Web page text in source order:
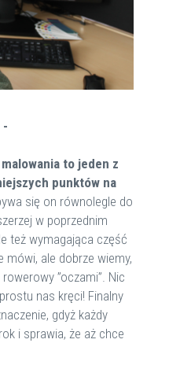
-
to jeden z
punktów na
się on równolegle do
w poprzednim
też wymagająca część
mówi, ale dobrze wiemy,
”oczami”. Nic
nas kręci! Finalny
gdyż każdy
i sprawia, że aż chce